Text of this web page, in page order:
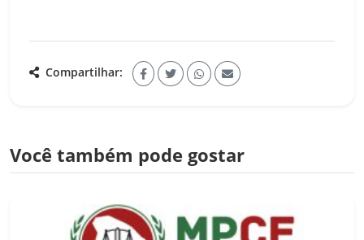
Compartilhar:
Você também pode gostar